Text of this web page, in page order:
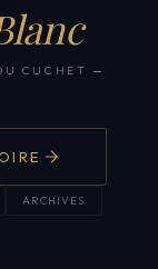
CUCHET —
ARCHIVES